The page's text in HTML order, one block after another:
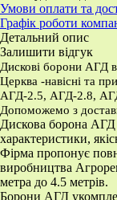
Умови оплати та
Графік роботи
Детальний опис
Залишити відгук
Дискові борони АГД
Церква -навісні та
АГД-2.5, АГД-2.8,
Допоможемо з
Дискова борона АГД
характеристики,
Фірма пропонує
виробництва
метра до 4.5 метрів.
Борони АГД